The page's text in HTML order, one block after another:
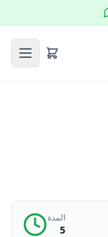
المدة
5